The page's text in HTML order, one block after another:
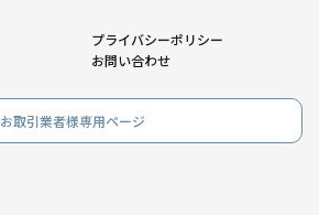
プライバシーポリシー
お問い合わせ
お取引業者様専用ページ